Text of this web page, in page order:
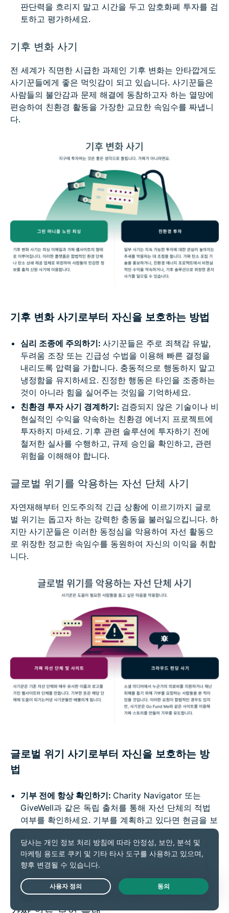
판단력을 흐리지 말고 시간을 두고 암호화폐 투자를 검
토하고 평가하세요.
기후 변화 사기
전 세계가 직면한 시급한 과제인 기후 변화는 안타깝게도
사기꾼들에게 좋은 먹잇감이 되고 있습니다. 사기꾼들은
사람들의 불안감과 문제 해결에 동참하고자 하는 열망에
편승하여 친환경 활동을 가장한 교묘한 속임수를 짜냅니
다.
기후 변화 사기로부터 자신을 보호하는 방법
심리 조종에 주의하기: 사기꾼들은 주로 죄책감 유발,
두려움 조장 또는 긴급성 수법을 이용해 빠른 결정을
내리도록 압력을 가합니다. 충동적으로 행동하지 말고
냉정함을 유지하세요. 진정한 행동은 타인을 조종하는
것이 아니라 힘을 실어주는 것임을 기억하세요.
친환경 투자 사기 경계하기: 검증되지 않은 기술이나 비
현실적인 수익을 약속하는 친환경 에너지 프로젝트에
투자하지 마세요. 기후 관련 솔루션에 투자하기 전에
철저한 실사를 수행하고, 규제 승인을 확인하고, 관련
위험을 이해해야 합니다.
글로벌 위기를 악용하는 자선 단체 사기
자연재해부터 인도주의적 긴급 상황에 이르기까지 글로
벌 위기는 돕고자 하는 강력한 충동을 불러일으킵니다. 하
지만 사기꾼들은 이러한 동정심을 악용하여 자선 활동으
로 위장한 정교한 속임수를 동원하여 자신의 이익을 취합
니다.
글로벌 위기 사기로부터 자신을 보호하는 방
법
기부 전에 항상 확인하기: Charity Navigator 또는
GiveWell과 같은 독립 출처를 통해 자선 단체의 적법
여부를 확인하세요. 기부를 계획하고 있다면 현금을 보
내거나 검증되지 않은 온라인 플랫폼을 이용하지 마세
요.
개인 계정에 기부하지 않기:기부 포털에서 자선 단체의
비즈니스 계정이 아닌 개인 계정으로 연결되는 경우,
돈을 이체하지 마세요.
Live Chat